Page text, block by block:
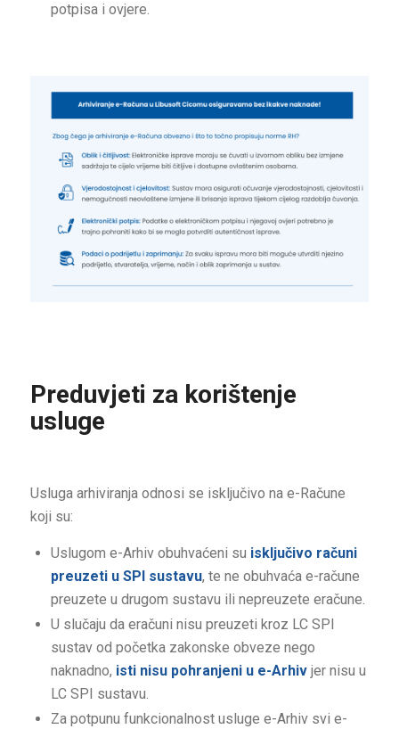
potpisa i ovjere.
Preduvjeti za korištenje
usluge
Usluga arhiviranja odnosi se isključivo na e-Račune
koji su:
Uslugom e-Arhiv obuhvaćeni su isključivo računi
preuzeti u SPI sustavu, te ne obuhvaća e-račune
preuzete u drugom sustavu ili nepreuzete eračune.
U slučaju da eračuni nisu preuzeti kroz LC SPI
sustav od početka zakonske obveze nego
naknadno, isti nisu pohranjeni u e-Arhivjer nisu u
LC SPI sustavu.
Za potpunu funkcionalnost usluge e-Arhiv svi e-